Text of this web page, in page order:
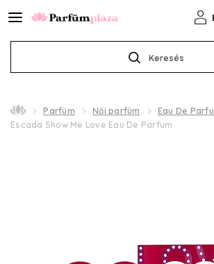
Keresés
Parfüm Női parfüm Eau De
Escada Show Me Love Eau De Parfum